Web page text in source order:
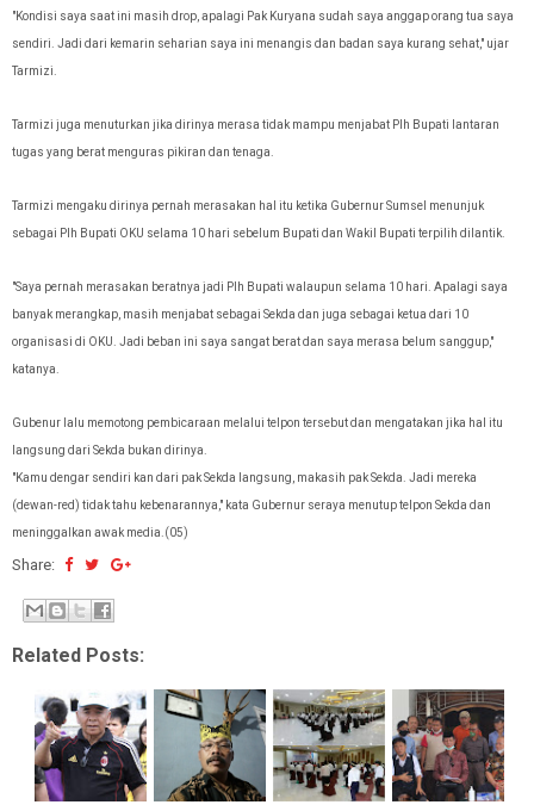
"Kondisi saya saat ini masih drop, apalagi Pak Kuryana sudah saya anggap orang tua saya
sendiri. Jadi dari kemarin seharian saya ini menangis dan badan saya kurang sehat," ujar
Tarmizi.
Tarmizi juga menuturkan jika dirinya merasa tidak mampu menjabat Plh Bupati lantaran
tugas yang berat menguras pikiran dan tenaga.
Tarmizi mengaku dirinya pernah merasakan hal itu ketika Gubernur Sumsel menunjuk
sebagai Plh Bupati OKU selama 10 hari sebelum Bupati dan Wakil Bupati terpilih dilantik.
"Saya pernah merasakan beratnya jadi Plh Bupati walaupun selama 10 hari. Apalagi saya
banyak merangkap, masih menjabat sebagai Sekda dan juga sebagai ketua dari 10
organisasi di OKU. Jadi beban ini saya sangat berat dan saya merasa belum sanggup,"
katanya.
Gubenur lalu memotong pembicaraan melalui telpon tersebut dan mengatakan jika hal itu
langsung dari Sekda bukan dirinya.
"Kamu dengar sendiri kan dari pak Sekda langsung, makasih pak Sekda. Jadi mereka
(dewan-red) tidak tahu kebenarannya," kata Gubernur seraya menutup telpon Sekda dan
meninggalkan awak media.(05)
Share:
Related Posts: